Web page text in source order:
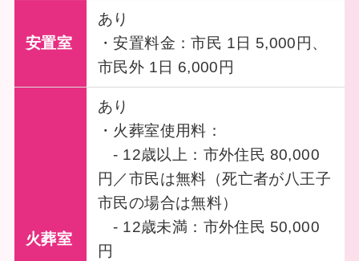
安置室
あり
・安置料金：市民 1日 5,000円、
市民外 1日 6,000円
火葬室
あり
・火葬室使用料：
- 12歳以上：市外住民 80,000
円／市民は無料（死亡者が八王子
市民の場合は無料）
- 12歳未満：市外住民 50,000
円